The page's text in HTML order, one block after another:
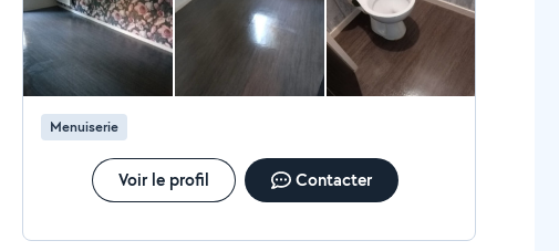
Menuiserie
Voir le profil Contacter